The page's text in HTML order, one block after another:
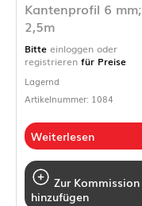
Kantenprofil 6 mm;
2,5m
Bitte einloggen oder
registrieren für Preise
Lagernd
Artikelnummer: 1084
Weiterlesen
Zur Kommission
hinzufügen